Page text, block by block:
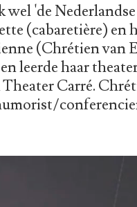
wel 'de
(cabaretière)
(Chrétien van
leerde haar
Carré.